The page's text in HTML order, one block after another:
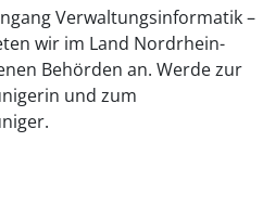
Verwaltungsinformatik –
wir im Land Nordrhein-
Behörden an. Werde zur
und zum